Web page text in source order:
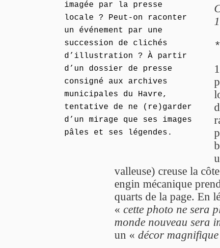
imagée par la presse
locale ? Peut-on raconter
un événement par une
succession de clichés
d’illustration ? À partir
d’un dossier de presse
consigné aux archives
municipales du Havre,
tentative de ne (re)garder
d’un mirage que ses images
pâles et ses légendes.
valleuse) creuse la
engin mécanique
quarts de la page. En
« cette photo ne sera
monde nouveau sera
un « décor magnifique